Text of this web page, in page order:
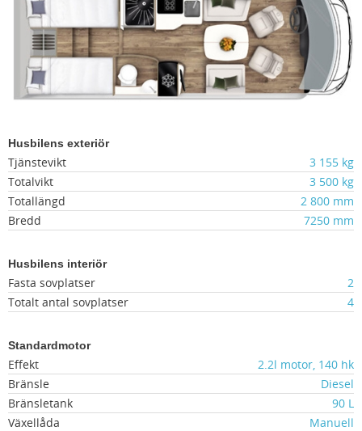
Husbilens exteriör
Tjänstevikt
3 155 kg
Totalvikt
3 500 kg
Totallängd
2 800 mm
Bredd
7250 mm
Husbilens interiör
Fasta sovplatser
2
Totalt antal sovplatser
4
Standardmotor
Effekt
2.2l motor, 140 hk
Bränsle
Diesel
Bränsletank
90 L
Växellåda
Manuell